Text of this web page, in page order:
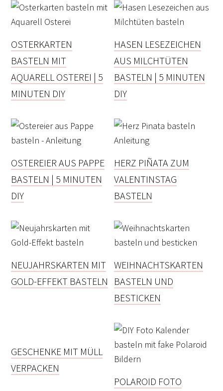
OSTERKARTEN
BASTELN MIT
AQUARELL OSTEREI | 5
MINUTEN DIY
HASEN LESEZEICHEN
AUS MILCHTÜTEN
BASTELN | 5 MINUTEN
DIY
OSTEREIER AUS PAPPE
BASTELN | 5 MINUTEN
DIY
HERZ PIÑATA ZUM
VALENTINSTAG
BASTELN
NEUJAHRSKARTEN MIT
GOLD-EFFEKT BASTELN
WEIHNACHTSKARTEN
BASTELN UND
BESTICKEN
GESCHENKE MIT MÜLL
VERPACKEN
POLAROID FOTO